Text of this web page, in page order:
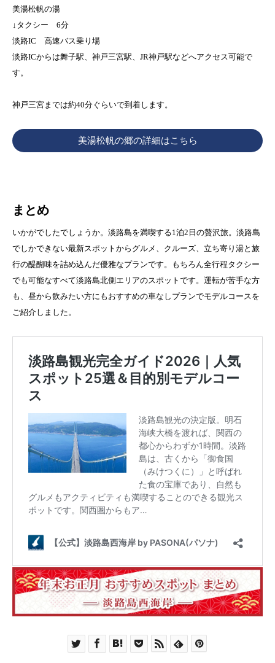
美湯松帆の湯
↓タクシー 6分
淡路IC 高速バス乗り場
淡路ICからは舞子駅、神戸三宮駅、JR神戸駅などへアクセス可能で
す。
神戸三宮までは約40分ぐらいで到着します。
美湯松帆の郷の詳細はこちら
まとめ
いかがでしたでしょうか。淡路島を満喫する1泊2日の贅沢旅。淡路島
でしかできない最新スポットからグルメ、クルーズ、立ち寄り湯と旅
行の醍醐味を詰め込んだ優雅なプランです。もちろん全行程タクシー
でも可能なすべて淡路島北側エリアのスポットです。運転が苦手な方
も、昼から飲みたい方にもおすすめの車なしプランでモデルコースを
ご紹介しました。